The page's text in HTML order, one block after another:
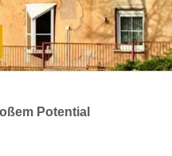
Potential